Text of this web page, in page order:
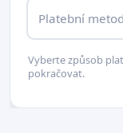
Platební
Vyberte způsob
pokračovat.